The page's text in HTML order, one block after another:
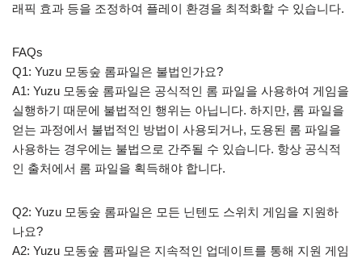
래픽 효과 등을 조정하여 플레이 환경을 최적화할 수 있습니다.
FAQs
Q1: Yuzu 모동숲 롬파일은 불법인가요?
A1: Yuzu 모동숲 롬파일은 공식적인 롬 파일을 사용하여 게임을
실행하기 때문에 불법적인 행위는 아닙니다. 하지만, 롬 파일을
얻는 과정에서 불법적인 방법이 사용되거나, 도용된 롬 파일을
사용하는 경우에는 불법으로 간주될 수 있습니다. 항상 공식적
인 출처에서 롬 파일을 획득해야 합니다.
Q2: Yuzu 모동숲 롬파일은 모든 닌텐도 스위치 게임을 지원하
나요?
A2: Yuzu 모동숲 롬파일은 지속적인 업데이트를 통해 지원 게임